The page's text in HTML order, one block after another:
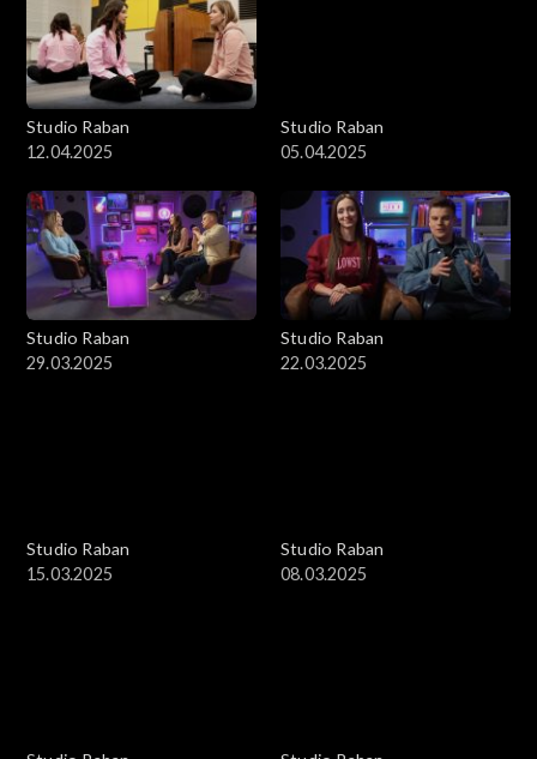
Studio Raban
12.04.2025
Studio Raban
05.04.2025
Studio Raban
29.03.2025
Studio Raban
22.03.2025
Studio Raban
15.03.2025
Studio Raban
08.03.2025